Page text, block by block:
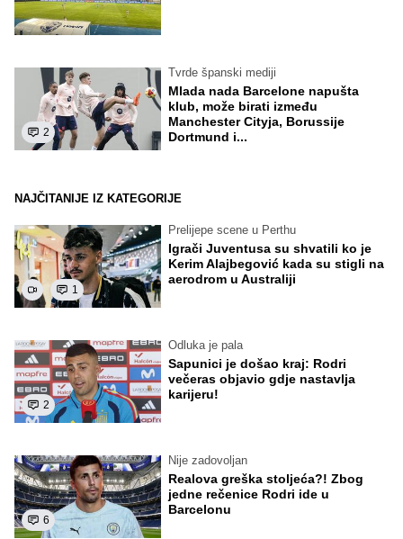
2
Tvrde španski mediji
Mlada nada Barcelone napušta
klub, može birati između
Manchester Cityja, Borussije
Dortmund i...
NAJČITANIJE IZ KATEGORIJE
1
Prelijepe scene u Perthu
Igrači Juventusa su shvatili ko je
Kerim Alajbegović kada su stigli na
aerodrom u Australiji
2
Odluka je pala
Sapunici je došao kraj: Rodri
večeras objavio gdje nastavlja
karijeru!
6
Nije zadovoljan
Realova greška stoljeća?! Zbog
jedne rečenice Rodri ide u
Barcelonu